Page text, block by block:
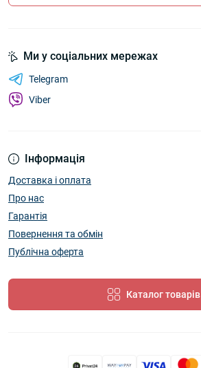
Інформація
Доставка і оплата
Про нас
Гарантія
Повернення та обмін
Публічна оферта
Каталог товарів
Ми у соціальних мережах
Telegram
Viber